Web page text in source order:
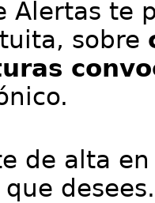
Alertas te
sobre
de alta
desees.